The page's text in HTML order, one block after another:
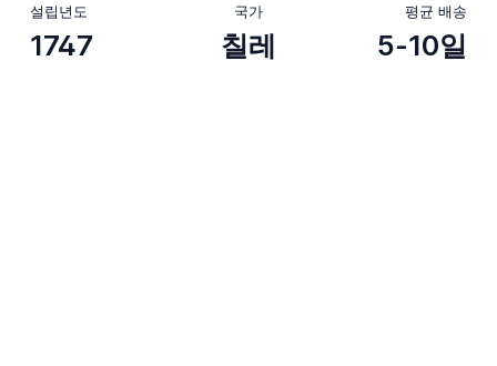
설립년도
1747
국가
칠레
평균 배송
5-10일